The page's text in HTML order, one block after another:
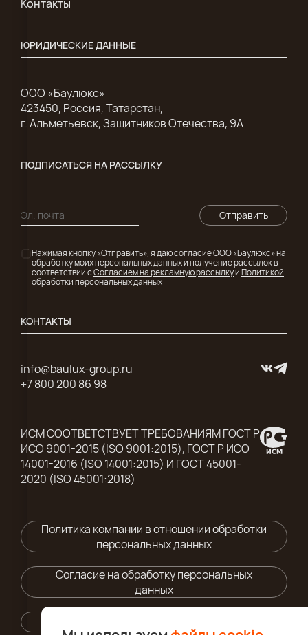
Контакты
ЮРИДИЧЕСКИЕ ДАННЫЕ
ООО «Баулюкс»
423450, Россия, Татарстан,
г. Альметьевск, Защитников Отечества, 9А
ПОДПИСАТЬСЯ НА РАССЫЛКУ
Отправить
Нажимая кнопку «Отправить», я даю согласие ООО «Баулюкс» на
обработку моих персональных данных и получение рассылок в
соответствии сСогласием на рекламную рассылкуиПолитикой
обработки персональных данных
КОНТАКТЫ
info@baulux-group.ru
+7 800 200 86 98
ИСМ СООТВЕТСТВУЕТ ТРЕБОВАНИЯМ ГОСТ Р
ИСО 9001-2015 (ISO 9001:2015), ГОСТ Р ИСО
14001-2016 (ISO 14001:2015) И ГОСТ 45001-
2020 (ISO 45001:2018)
Политика компании в отношении обработки
персональных данных
Согласие на обработку персональных
данных